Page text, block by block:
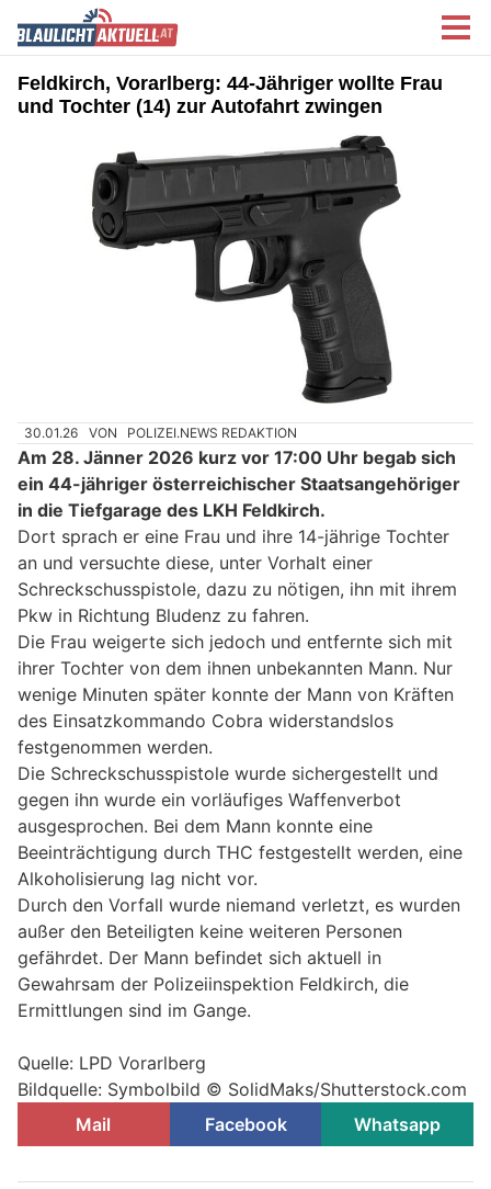
Feldkirch, Vorarlberg: 44-Jähriger wollte Frau
und Tochter (14) zur Autofahrt zwingen
30.01.26 VON POLIZEI.NEWS REDAKTION
Am 28. Jänner 2026 kurz vor 17:00 Uhr begab sich
ein 44-jähriger österreichischer Staatsangehöriger
in die Tiefgarage des LKH Feldkirch.
Dort sprach er eine Frau und ihre 14-jährige Tochter
an und versuchte diese, unter Vorhalt einer
Schreckschusspistole, dazu zu nötigen, ihn mit ihrem
Pkw in Richtung Bludenz zu fahren.
Die Frau weigerte sich jedoch und entfernte sich mit
ihrer Tochter von dem ihnen unbekannten Mann. Nur
wenige Minuten später konnte der Mann von Kräften
des Einsatzkommando Cobra widerstandslos
festgenommen werden.
Die Schreckschusspistole wurde sichergestellt und
gegen ihn wurde ein vorläufiges Waffenverbot
ausgesprochen. Bei dem Mann konnte eine
Beeinträchtigung durch THC festgestellt werden, eine
Alkoholisierung lag nicht vor.
Durch den Vorfall wurde niemand verletzt, es wurden
außer den Beteiligten keine weiteren Personen
gefährdet. Der Mann befindet sich aktuell in
Gewahrsam der Polizeiinspektion Feldkirch, die
Ermittlungen sind im Gange.
Quelle: LPD Vorarlberg
Bildquelle: Symbolbild © SolidMaks/Shutterstock.com
Mail
Facebook Whatsapp